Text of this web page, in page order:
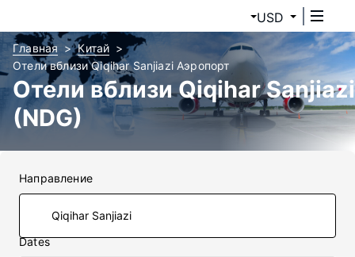
USD
Главная
Китай
Отели вблизи Qiqihar Sanjiazi Аэропорт
Отели вблизи Qiqihar Sanjiazi
(NDG)
Направление
Dates